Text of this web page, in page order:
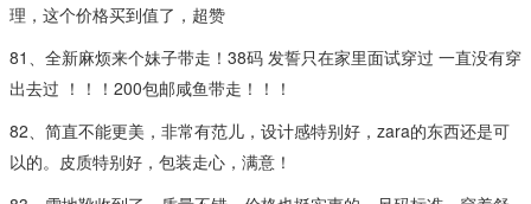
理，这个价格买到值了，超赞
81、全新麻烦来个妹子带走！38码 发誓只在家里面试穿过 一直没有穿
出去过 ！！！200包邮咸鱼带走！！！
82、简直不能更美，非常有范儿，设计感特别好，zara的东西还是可
以的。皮质特别好，包装走心，满意！